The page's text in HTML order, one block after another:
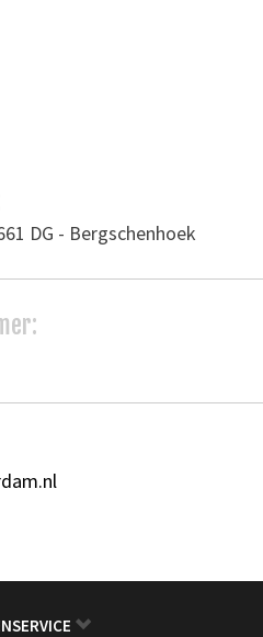
DG - Bergschenhoek